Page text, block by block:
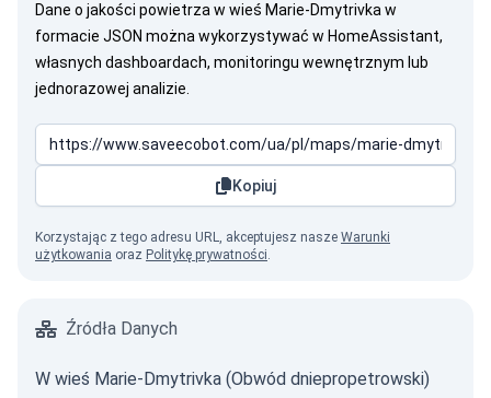
Dane o jakości powietrza w wieś Marie-Dmytrivka w
formacie JSON można wykorzystywać w HomeAssistant,
własnych dashboardach, monitoringu wewnętrznym lub
jednorazowej analizie.
Kopiuj
Korzystając z tego adresu URL, akceptujesz nasze Warunki
użytkowania oraz Politykę prywatności.
Źródła Danych
W wieś Marie-Dmytrivka (Obwód dniepropetrowski)